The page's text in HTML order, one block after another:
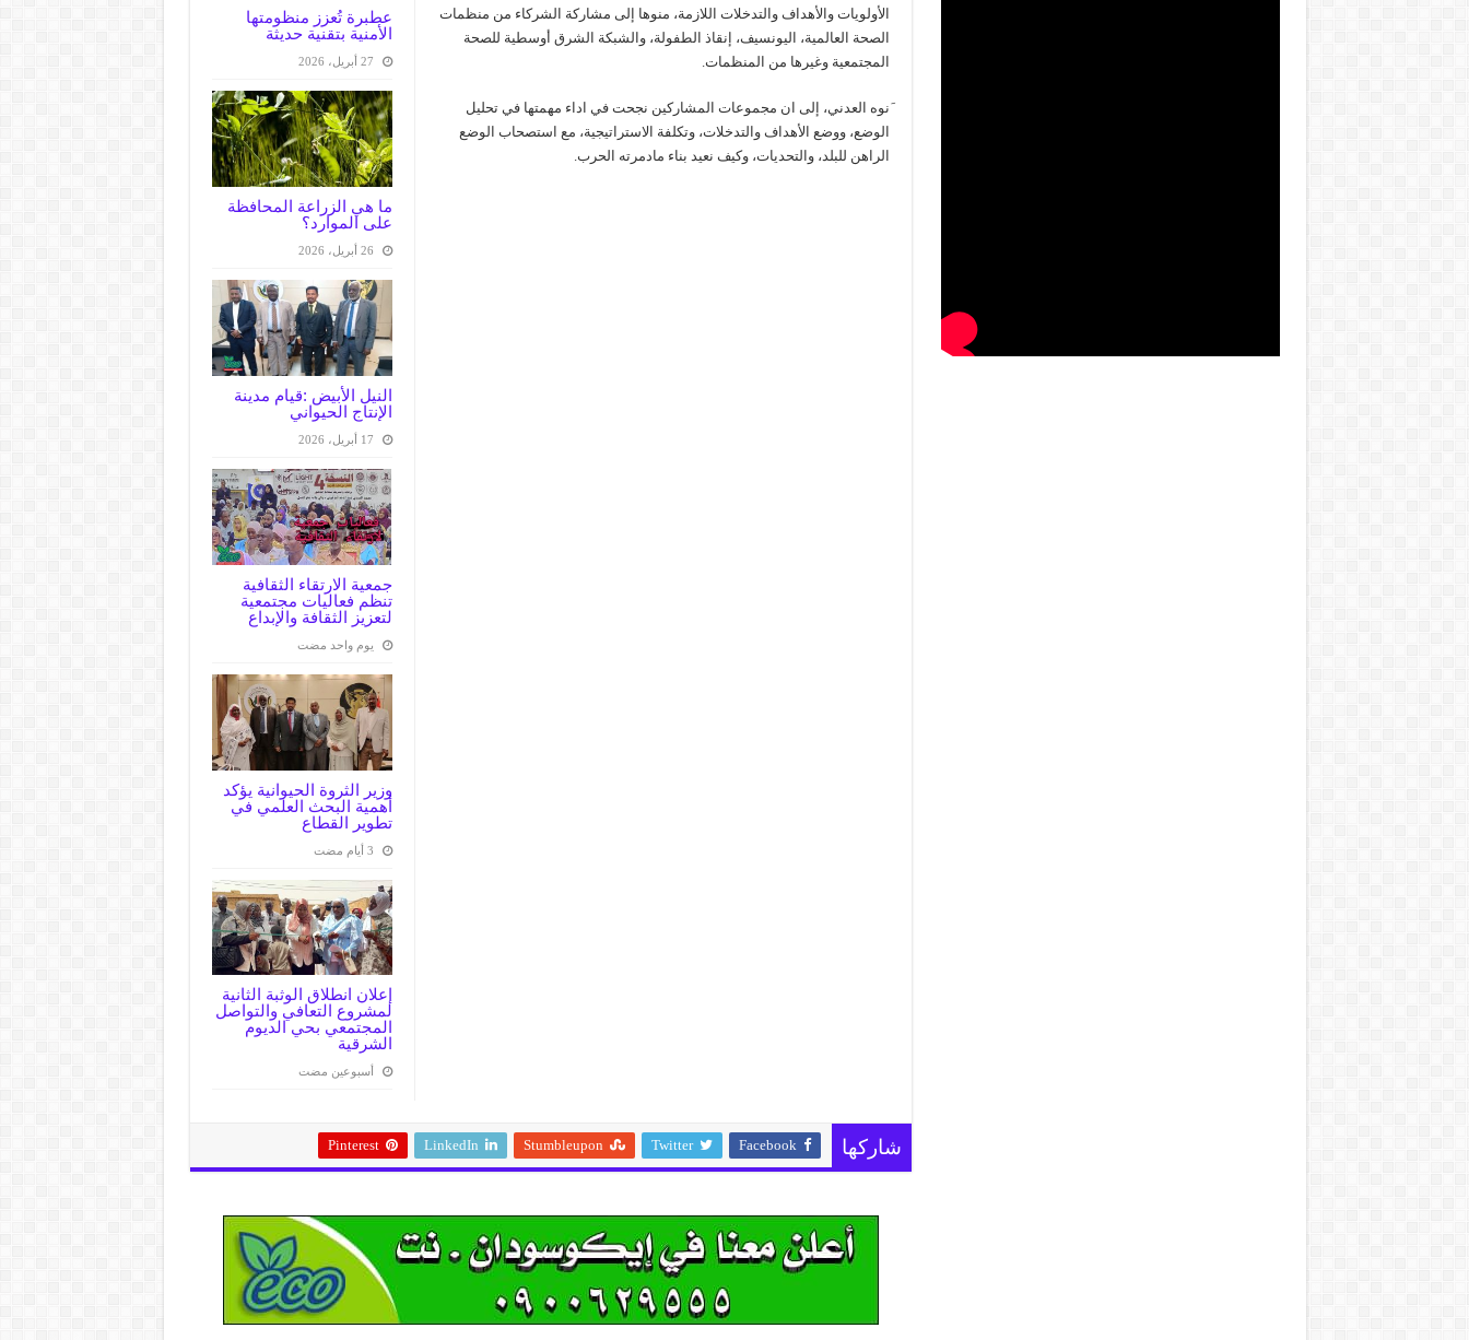
عطبرة تُعزز منظومتها
الأمنية بتقنية حديثة
27 أبريل، 2026
ما هي الزراعة المحافظة
على الموارد؟
26 أبريل، 2026
النيل الأبيض :قيام مدينة
الإنتاج الحيواني
17 أبريل، 2026
جمعية الارتقاء الثقافية
تنظم فعاليات مجتمعية
لتعزيز الثقافة والإبداع
‏يوم واحد مضت
وزير الثروة الحيوانية يؤكد
أهمية البحث العلمي في
تطوير القطاع
إعلان انطلاق الوثبة الثانية
لمشروع التعافي والتواصل
المجتمعي بحي الديوم
الشرقية
‏أسبوعين مضت
الأولويات والأهداف والتدخلات اللازمة، منوها إلى مشاركة الشركاء من منظمات
الصحة العالمية، اليونسيف، إنقاذ الطفولة، والشبكة الشرق أوسطية للصحة
المجتمعية وغيرها من المنظمات.
َنوه العدني، إلى ان مجموعات المشاركين نجحت في اداء مهمتها في تحليل
الوضع، ووضع الأهداف والتدخلات، وتكلفة الاستراتيجية، مع استصحاب الوضع
الراهن للبلد، والتحديات، وكيف نعيد بناء مادمرته الحرب.
شاركها Facebook
Twitter
Stumbleupon
LinkedIn
Pinterest